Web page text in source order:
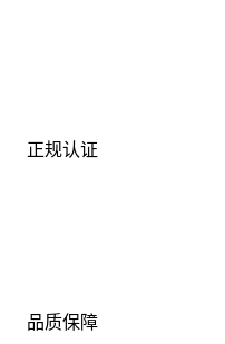
正规认证
品质保障